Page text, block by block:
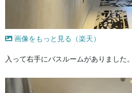
画像をもっと見る（楽天）
入って右手にバスルームがありました。